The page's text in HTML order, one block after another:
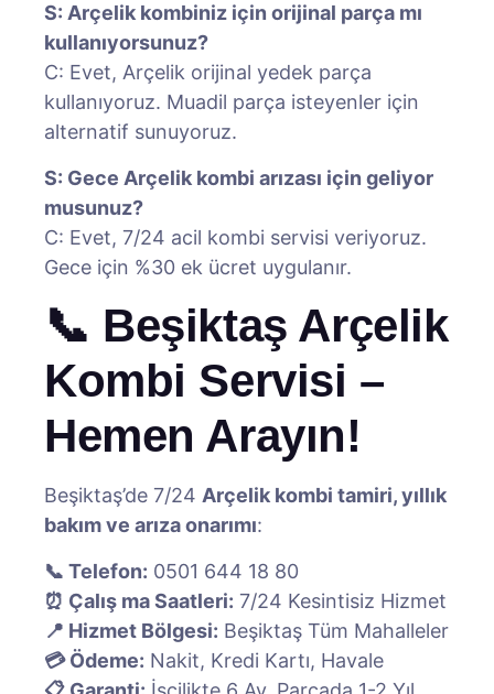
S: Arçelik kombiniz için orijinal parça mı
kullanıyorsunuz?
C: Evet, Arçelik orijinal yedek parça
kullanıyoruz. Muadil parça isteyenler için
alternatif sunuyoruz.
S: Gece Arçelik kombi arızası için geliyor
musunuz?
C: Evet, 7/24 acil kombi servisi veriyoruz.
Gece için %30 ek ücret uygulanır.
📞 Beşiktaş Arçelik
Kombi Servisi –
Hemen Arayın!
Beşiktaş’de 7/24 Arçelik kombi tamiri, yıllık
bakım ve arıza onarımı:
📞 Telefon: 0501 644 18 80
⏰ Çalış ma Saatleri: 7/24 Kesintisiz Hizmet
📍 Hizmet Bölgesi: Beşiktaş Tüm Mahalleler
💳 Ödeme: Nakit, Kredi Kartı, Havale